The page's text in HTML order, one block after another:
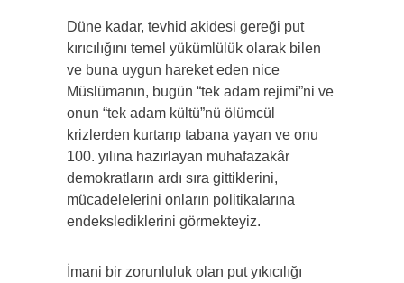
Düne kadar, tevhid akidesi gereği put
kırıcılığını temel yükümlülük olarak bilen
ve buna uygun hareket eden nice
Müslümanın, bugün “tek adam rejimi”ni ve
onun “tek adam kültü”nü ölümcül
krizlerden kurtarıp tabana yayan ve onu
100. yılına hazırlayan muhafazakâr
demokratların ardı sıra gittiklerini,
mücadelelerini onların politikalarına
endekslediklerini görmekteyiz.
İmani bir zorunluluk olan put yıkıcılığı